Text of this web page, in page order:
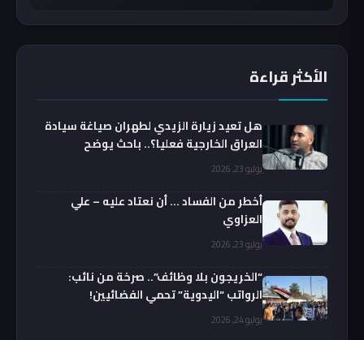
الأكثر قراءة
هل تعيد زيارة الزيدي لطهران صياغة سيادة
العراق الخارجية فعليا؟.. باحث يوضح
يوليو 23, 2026
أخطر من الفساد … أن نعتاد عليه – علي
العزاوي
يوليو 23, 2026
“الخريجون بلا وظائف”.. صرخة من نائب:
الرواتب “اليدوية” تحمي الفضائيين!
يوليو 24, 2026